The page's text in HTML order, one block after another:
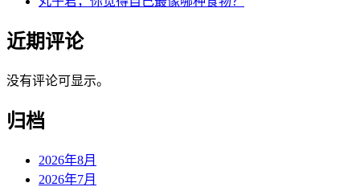
近期评论
没有评论可显示。
归档
2026年8月
2026年7月